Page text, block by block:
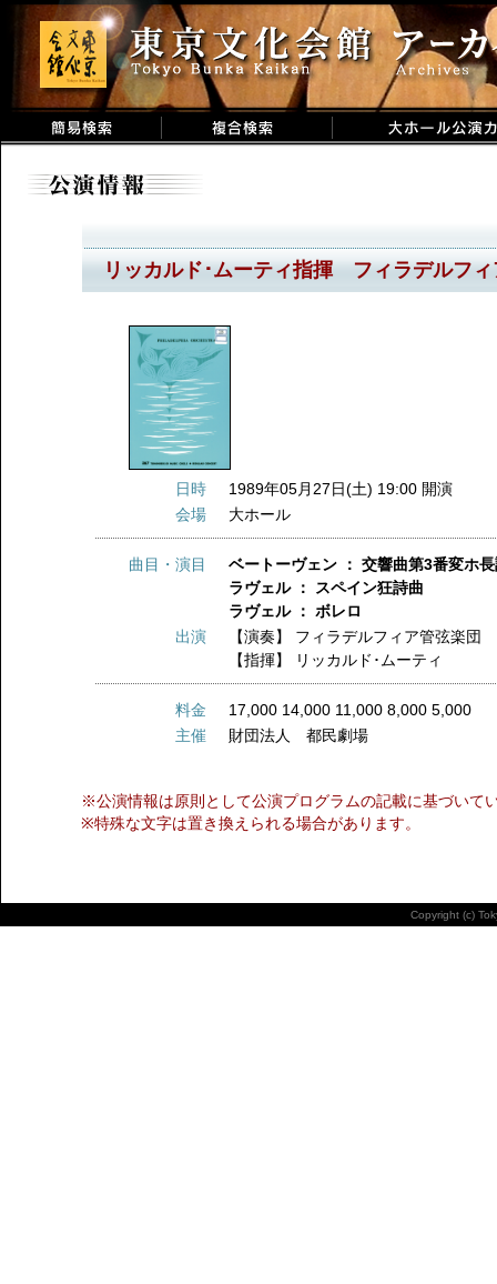
リッカルド･ムーティ指揮 フィラデルフ
日時
1989年05月27日(土) 19:00 開演
会場
大ホール
曲目・演目
ベートーヴェン ： 交響曲第3番変ホ
ラヴェル ： スペイン狂詩曲
ラヴェル ： ボレロ
出演
【演奏】 フィラデルフィア管弦楽団
【指揮】
リッカルド･ムーティ
料金
17,000 14,000 11,000 8,000 5,000
主催
財団法人 都民劇場
※公演情報は原則として公演プログラムの記載に基づいて
※特殊な文字は置き換えられる場合があります。
Copyright (c)